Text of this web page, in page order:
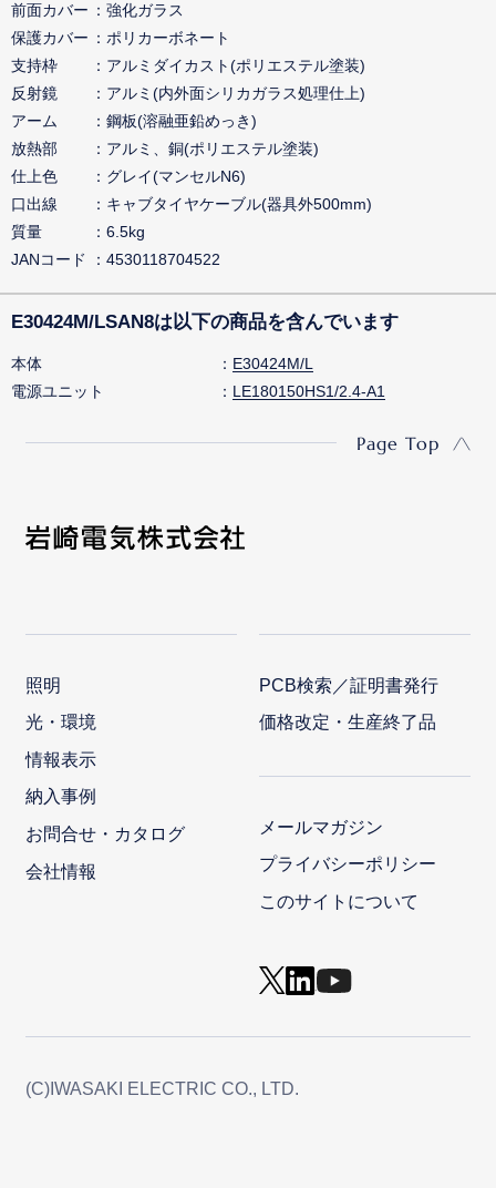
前面カバー
強化ガラス
保護カバー
ポリカーボネート
支持枠
アルミダイカスト(ポリエステル塗装)
反射鏡
アルミ(内外面シリカガラス処理仕上)
アーム
鋼板(溶融亜鉛めっき)
放熱部
アルミ、銅(ポリエステル塗装)
仕上色
グレイ(マンセルN6)
口出線
キャブタイヤケーブル(器具外500mm)
質量
6.5kg
JANコード
4530118704522
E30424M/LSAN8は以下の商品を含んでいます
本体
E30424M/L
電源ユニット
LE180150HS1/2.4-A1
Page Top
照明
光・環境
情報表示
納入事例
お問合せ・カタログ
会社情報
PCB検索／証明書発行
価格改定・生産終了品
メールマガジン
プライバシーポリシー
このサイトについて
(C)IWASAKI ELECTRIC CO., LTD.